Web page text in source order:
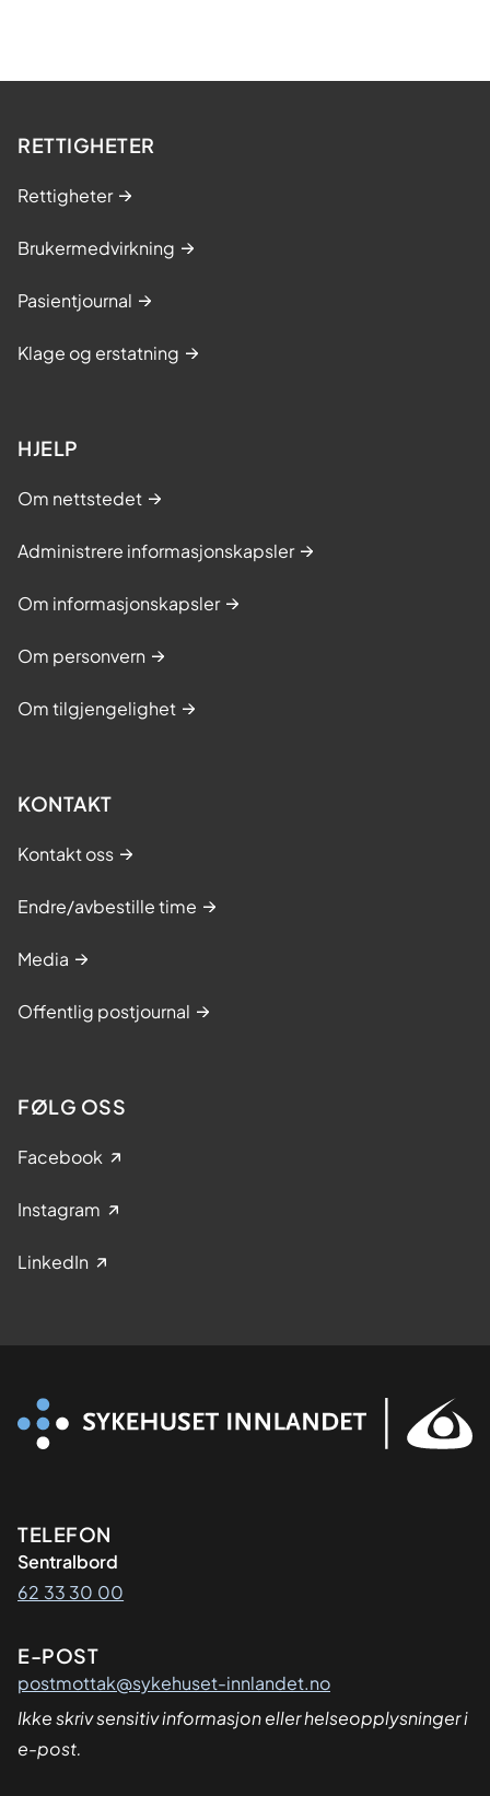
RETTIGHETER
Rettigheter
Brukermedvirkning
Pasientjournal
Klage og erstatning
HJELP
Om nettstedet
Administrere informasjonskapsler
Om informasjonskapsler
Om personvern
Om tilgjengelighet
KONTAKT
Kontakt oss
Endre/avbestille time
Media
Offentlig postjournal
FØLG OSS
Facebook
Instagram
LinkedIn
Kontaktinformasjon
TELEFON
Sentralbord
62 33 30 00
E-POST
postmottak@sykehuset-innlandet.no
Ikke skriv sensitiv informasjon eller helseopplysninger i
e-post.